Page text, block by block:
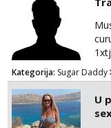
Kategorija: Sugar Daddy
U